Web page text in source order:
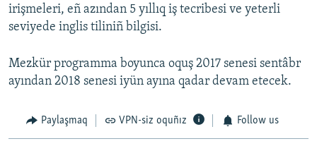
irişmeleri, eñ azından 5 yıllıq iş tecribesi ve yeterli
seviyede inglis tiliniñ bilgisi.
Mezkür programma boyunca oquş 2017 senesi sentâbr
ayından 2018 senesi iyün ayına qadar devam etecek.
Paylaşmaq VPN-siz oquñız Follow us